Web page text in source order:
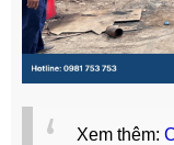
Xem thêm: